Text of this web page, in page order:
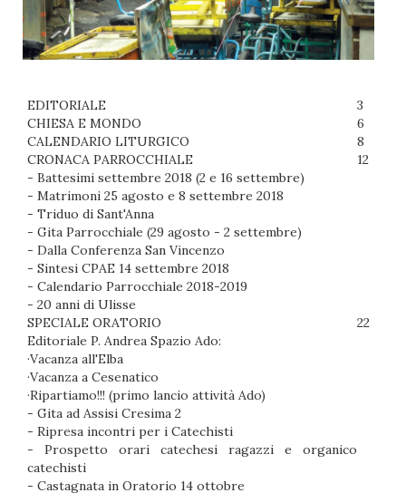
EDITORIALE
3
CHIESA E MONDO
6
CALENDARIO LITURGICO
8
CRONACA PARROCCHIALE
12
- Battesimi settembre 2018 (2 e 16 settembre)
- Matrimoni 25 agosto e 8 settembre 2018
- Triduo di Sant'Anna
- Gita Parrocchiale (29 agosto - 2 settembre)
- Dalla Conferenza San Vincenzo
- Sintesi CPAE 14 settembre 2018
- Calendario Parrocchiale 2018-2019
- 20 anni di Ulisse
SPECIALE ORATORIO
22
Editoriale P. Andrea Spazio Ado:
·Vacanza all'Elba
·Vacanza a Cesenatico
·Ripartiamo!!! (primo lancio attività Ado)
- Gita ad Assisi Cresima 2
- Ripresa incontri per i Catechisti
- Prospetto orari catechesi ragazzi e organico
catechisti
- Castagnata in Oratorio 14 ottobre